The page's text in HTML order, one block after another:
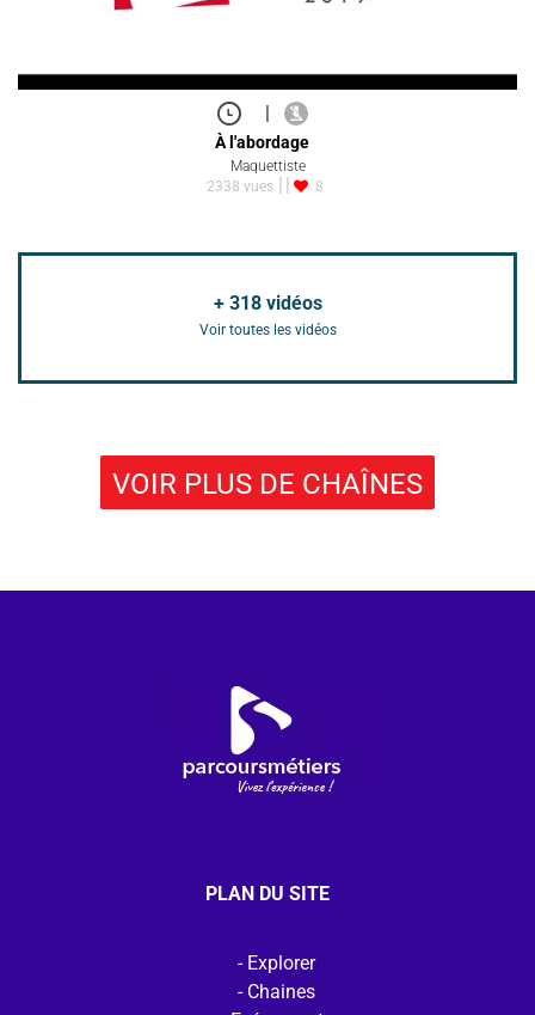
|
À l'abordage
Maquettiste
2338 vues
8
+ 318vidéos
Voir toutes les vidéos
VOIR PLUS DE CHAÎNES
PLAN DU SITE
Explorer
Chaines